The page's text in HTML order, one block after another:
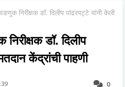
निरीक्षक डॉ. दिलीप पांढरपट्टे यांनी केली
डॉ. दिलीप
केंद्रांची पाहणी
0